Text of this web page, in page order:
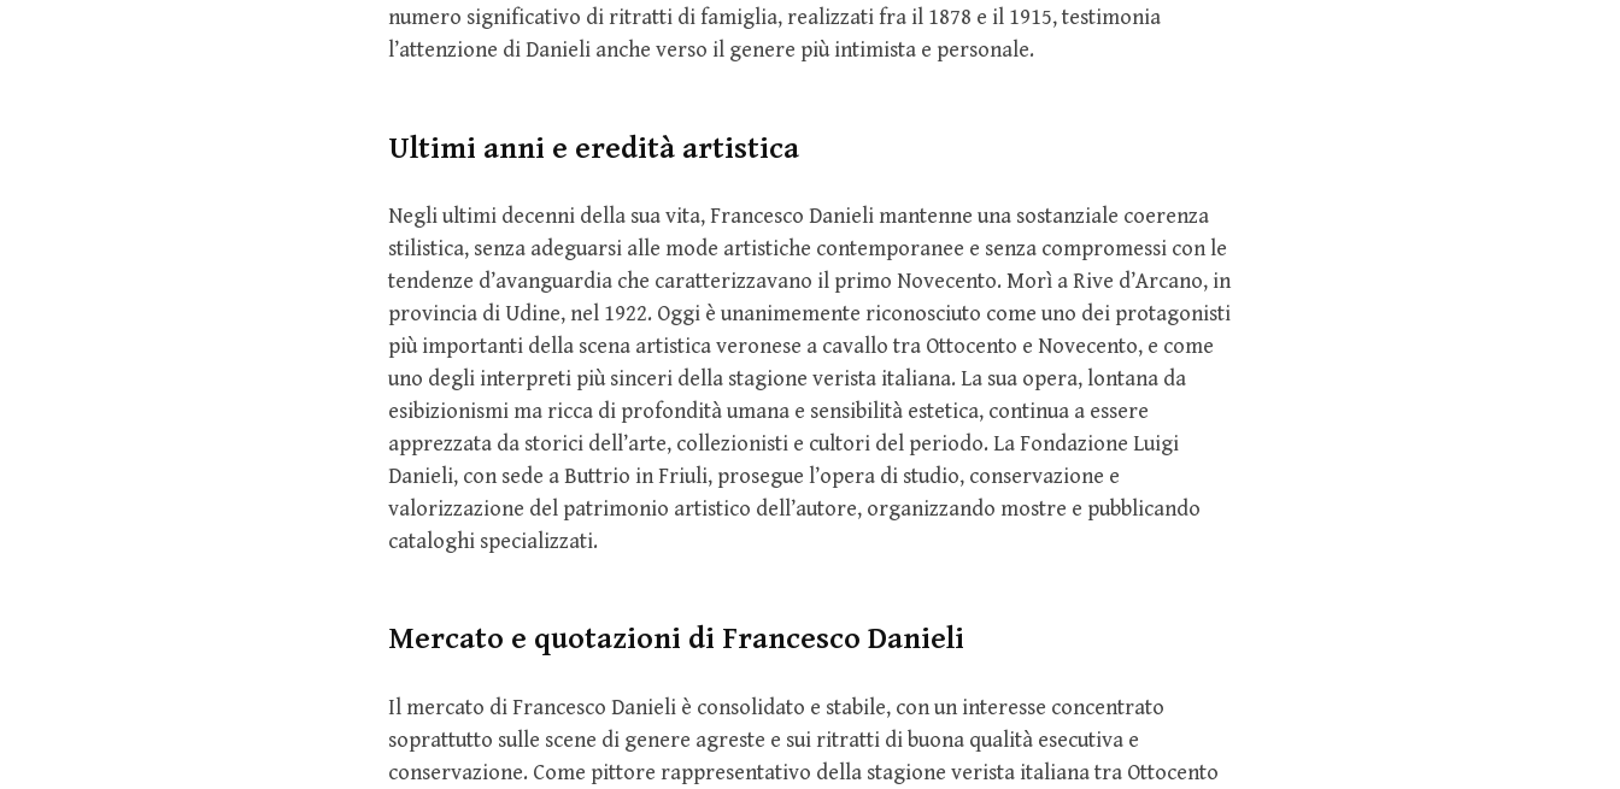
numero significativo di ritratti di famiglia, realizzati fra il 1878 e il 1915, testimonia
l’attenzione di Danieli anche verso il genere più intimista e personale.
Ultimi anni e eredità artistica
Negli ultimi decenni della sua vita, Francesco Danieli mantenne una sostanziale coerenza
stilistica, senza adeguarsi alle mode artistiche contemporanee e senza compromessi con le
tendenze d’avanguardia che caratterizzavano il primo Novecento. Morì a Rive d’Arcano, in
provincia di Udine, nel 1922. Oggi è unanimemente riconosciuto come uno dei protagonisti
più importanti della scena artistica veronese a cavallo tra Ottocento e Novecento, e come
uno degli interpreti più sinceri della stagione verista italiana. La sua opera, lontana da
esibizionismi ma ricca di profondità umana e sensibilità estetica, continua a essere
apprezzata da storici dell’arte, collezionisti e cultori del periodo. La Fondazione Luigi
Danieli, con sede a Buttrio in Friuli, prosegue l’opera di studio, conservazione e
valorizzazione del patrimonio artistico dell’autore, organizzando mostre e pubblicando
cataloghi specializzati.
Mercato e quotazioni di Francesco Danieli
Il mercato di Francesco Danieli è consolidato e stabile, con un interesse concentrato
soprattutto sulle scene di genere agreste e sui ritratti di buona qualità esecutiva e
conservazione. Come pittore rappresentativo della stagione verista italiana tra Ottocento